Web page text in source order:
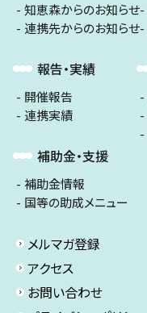
知恵森からのお知らせ
連携先からのお知らせ
報告・実績
開催報告
連携実績
補助金・支援
補助金情報
国等の助成メニュー
メルマガ登録
アクセス
お問い合わせ